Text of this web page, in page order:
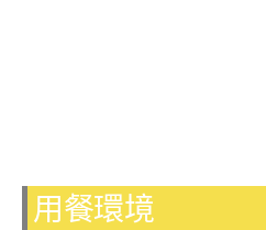
用餐環境